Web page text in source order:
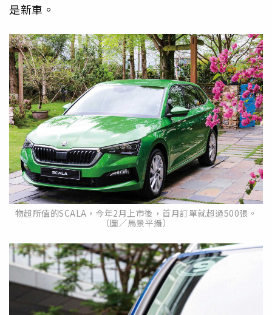
是新車。
物超所值的SCALA，今年2月上市後，首月訂單就超過500張。
（圖／馬景平攝）